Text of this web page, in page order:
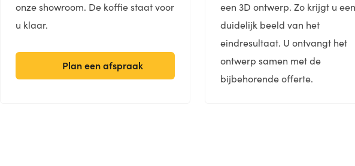
onze showroom. De koffie staat voor
u klaar.
Plan een afspraak
een 3D ontwerp. Zo krijgt u een
duidelijk beeld van het
eindresultaat. U ontvangt het
ontwerp samen met de
bijbehorende offerte.